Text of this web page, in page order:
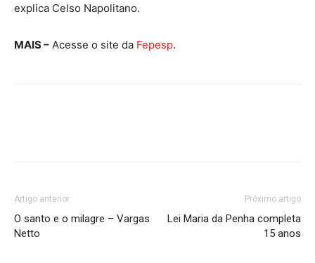
explica Celso Napolitano.
MAIS – Acesse o site da Fepesp.
Artigo anterior
O santo e o milagre – Vargas
Netto
Próximo artigo
Lei Maria da Penha completa
15 anos